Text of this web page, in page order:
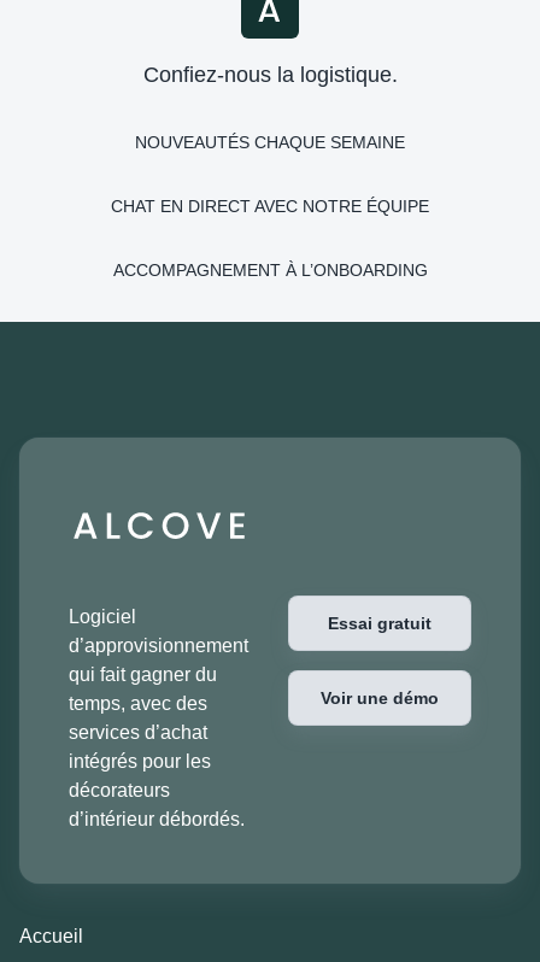
Confiez-nous la logistique.
NOUVEAUTÉS CHAQUE SEMAINE
CHAT EN DIRECT AVEC NOTRE ÉQUIPE
ACCOMPAGNEMENT À L’ONBOARDING
Logiciel
d’approvisionnement
qui fait gagner du
temps, avec des
services d’achat
intégrés pour les
décorateurs
d’intérieur débordés.
Essai gratuit
Voir une démo
Accueil